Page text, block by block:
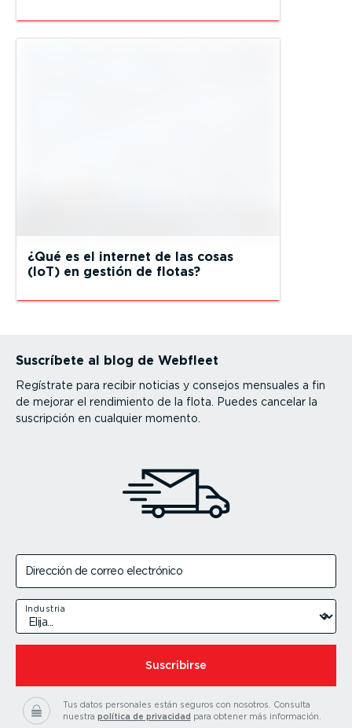
¿Qué es el internet de las cosas
(IoT) en gestión de flotas?
Suscríbete al blog de Webfleet
Regístrate para recibir noticias y consejos mensuales a fin
de mejorar el rendimiento de la flota. Puedes cancelar la
suscripción en cualquier momento.
Dirección de correo electrónico
Industria
Suscribirse
Tus datos personales están seguros con nosotros. Consulta
nuestra política de privacidad para obtener más información.